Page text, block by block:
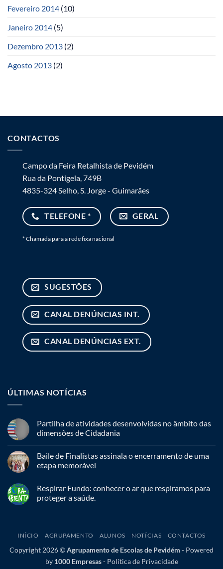
Fevereiro 2014 (10)
Janeiro 2014 (5)
Dezembro 2013 (2)
Agosto 2013 (2)
CONTACTOS
Campo da Feira Retalhista de Pevidém
Rua da Pontigela, 749B
4835-324 Selho, S. Jorge - Guimarães
TELEFONE * GERAL
* Chamada para a rede fixa nacional
SUGESTÕES
CANAL DENÚNCIAS INT.
CANAL DENÚNCIAS EXT.
ÚLTIMAS NOTÍCIAS
Partilha de atividades desenvolvidas no âmbito das
dimensões de Cidadania
Baile de Finalistas assinala o encerramento de uma
etapa memorável
Respirar Fundo: conhecer o ar que respiramos para
proteger a saúde.
INÍCIO AGRUPAMENTO ALUNOS NOTÍCIAS CONTACTOS
Copyright 2026 ©Agrupamento de Escolas de Pevidém - Powered
by 1000 Empresas- Política de Privacidade